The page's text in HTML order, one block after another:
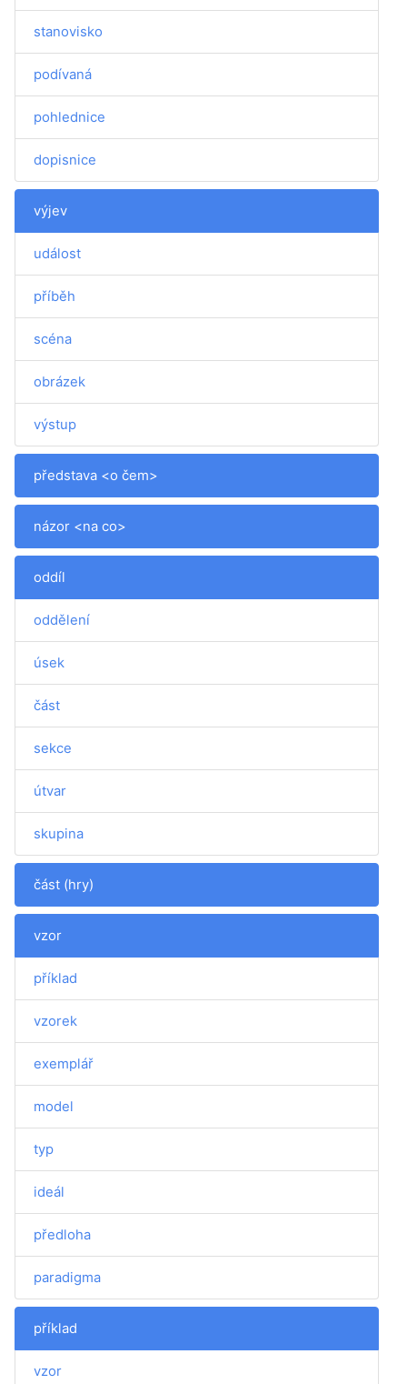
stanovisko
podívaná
pohlednice
dopisnice
výjev
událost
příběh
scéna
obrázek
výstup
představa <o čem>
názor <na co>
oddíl
oddělení
úsek
část
sekce
útvar
skupina
část (hry)
vzor
příklad
vzorek
exemplář
model
typ
ideál
předloha
paradigma
příklad
vzor